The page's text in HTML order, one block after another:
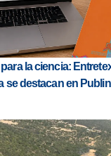
la ciencia:
se destacan en